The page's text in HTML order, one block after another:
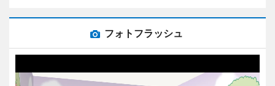
フォトフラッシュ